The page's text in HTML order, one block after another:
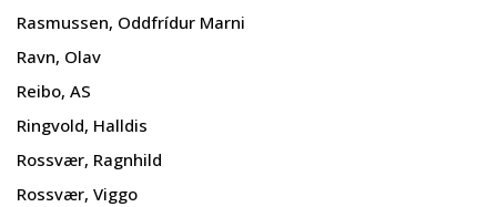
Rasmussen, Oddfrídur Marni
Ravn, Olav
Reibo, AS
Ringvold, Halldis
Rossvær, Ragnhild
Rossvær, Viggo